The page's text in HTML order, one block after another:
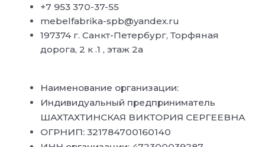
+7 953 370-37-55
mebelfabrika-spb@yandex.ru
197374 г. Санкт-Петербург, Торфяная
дорога, 2 к .1 , этаж 2а
Наименование организации:
Индивидуальный предприниматель
ШАХТАХТИНСКАЯ ВИКТОРИЯ СЕРГЕЕВНА
ОГРНИП: 321784700160140